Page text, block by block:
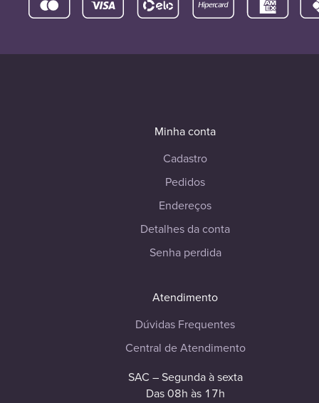
Minha conta
Cadastro
Pedidos
Endereços
Detalhes da conta
Senha perdida
Atendimento
Dúvidas Frequentes
Central de Atendimento
SAC – Segunda à sexta
Das 08h às 17h